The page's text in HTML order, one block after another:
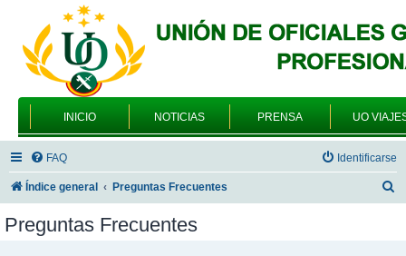
INICIO NOTICIAS PRENSA UO
FAQ Identificarse
Índice general Preguntas Frecuentes
Preguntas Frecuentes